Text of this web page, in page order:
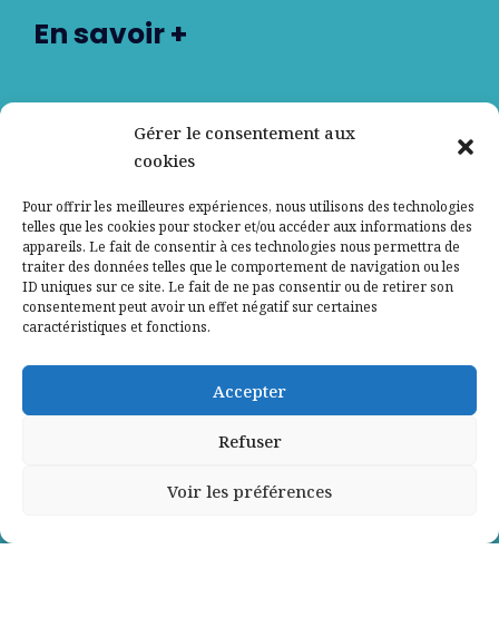
Gérer le consentement aux
cookies
Pour offrir les meilleures expériences, nous utilisons des technologies
telles que les cookies pour stocker et/ou accéder aux informations des
appareils. Le fait de consentir à ces technologies nous permettra de
traiter des données telles que le comportement de navigation ou les
ID uniques sur ce site. Le fait de ne pas consentir ou de retirer son
consentement peut avoir un effet négatif sur certaines
caractéristiques et fonctions.
Accepter
Refuser
Voir les préférences
En savoir +
Nos partenaires
Contactez-nous
Mentions légales